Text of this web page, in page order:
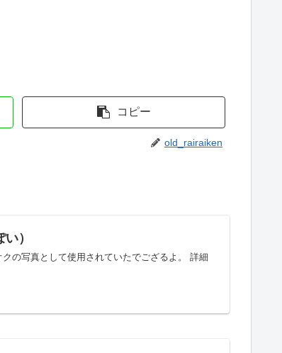
コピー
old_rairaiken
）
の写真として使用されていたでござるよ。 詳細